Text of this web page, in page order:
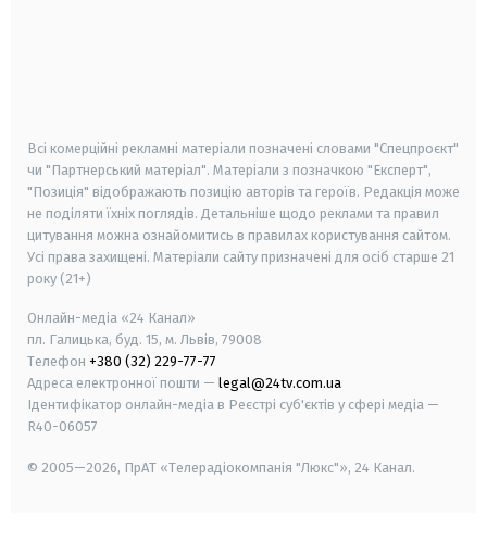
Всі комерційні рекламні матеріали позначені словами "Спецпроєкт"
чи "Партнерський матеріал". Матеріали з позначкою "Експерт",
"Позиція" відображають позицію авторів та героїв. Редакція може
не поділяти їхніх поглядів. Детальніше щодо реклами та правил
цитування можна ознайомитись в правилах користування сайтом.
Усі права захищені. Матеріали сайту призначені для осіб старше 21
року (21+)
Онлайн-медіа «24 Канал»
пл. Галицька, буд. 15, м. Львів, 79008
Телефон +380 (32) 229-77-77
Адреса електронної пошти — legal@24tv.com.ua
Ідентифікатор онлайн-медіа в Реєстрі суб'єктів у сфері медіа —
R40-06057
© 2005—2026, ПрАТ «Телерадіокомпанія "Люкс"», 24 Канал.